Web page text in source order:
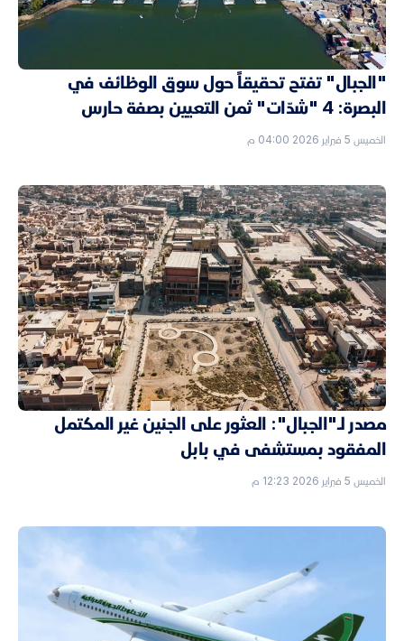
"الجبال" تفتح تحقيقاً حول سوق الوظائف في
البصرة: 4 "شدّات" ثمن التعيين بصفة حارس
الخميس 5 فبراير 2026 04:00 م
مصدر لـ"الجبال": العثور على الجنين غير المكتمل
المفقود بمستشفى في بابل
الخميس 5 فبراير 2026 12:23 م